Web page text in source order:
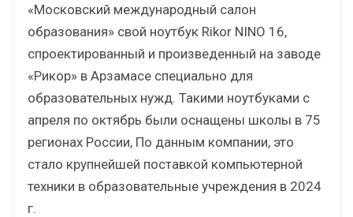
«Московский международный салон
образования» свой ноутбук Rikor NINO 16,
спроектированный и произведенный на заводе
«Рикор» в Арзамасе специально для
образовательных нужд. Такими ноутбуками с
апреля по октябрь были оснащены школы в 75
регионах России, По данным компании, это
стало крупнейшей поставкой компьютерной
техники в образовательные учреждения в 2024
г.